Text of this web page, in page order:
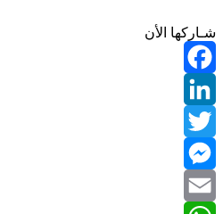
شـاركها الأن
Facebook
LinkedIn
Twitter
Messenger